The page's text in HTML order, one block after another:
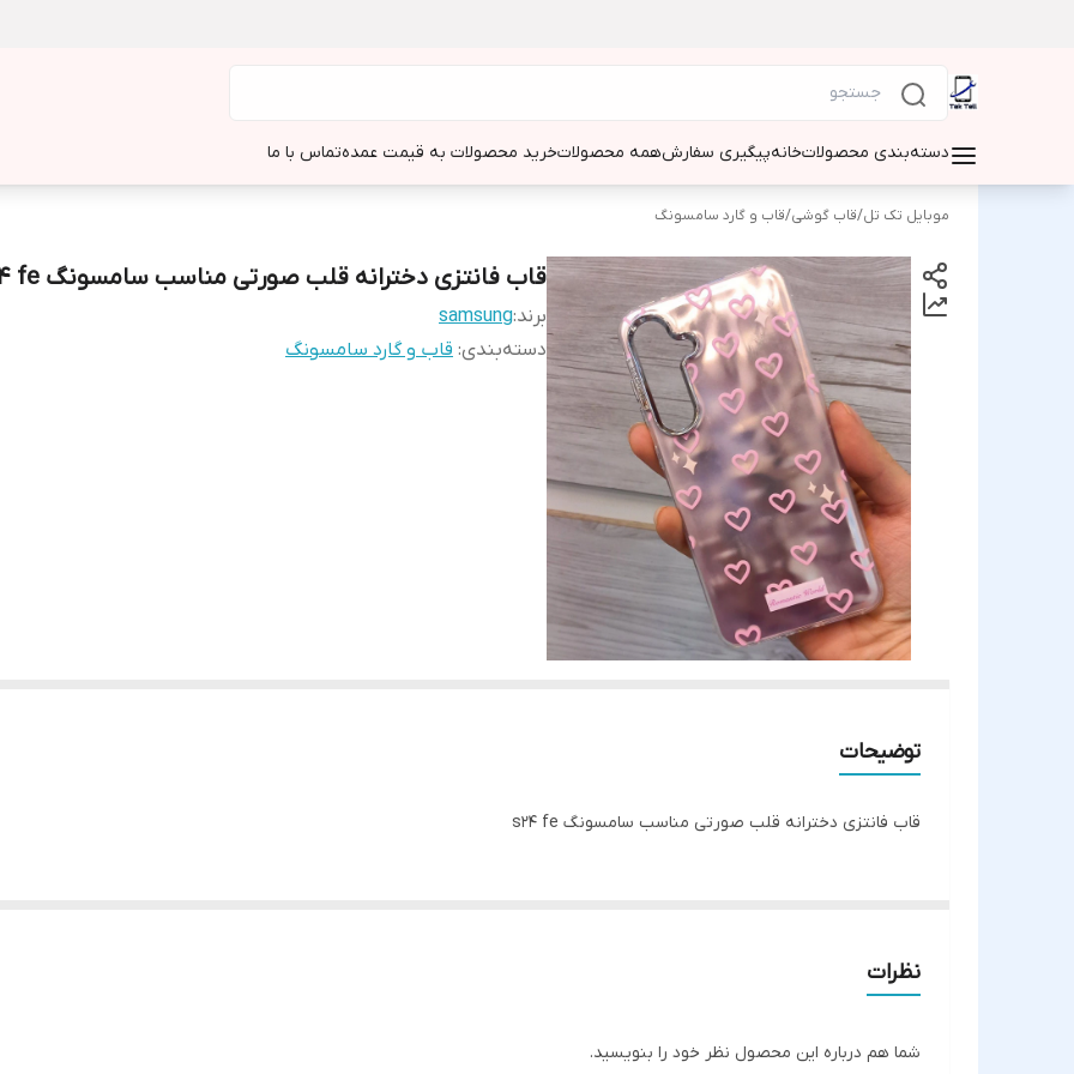
دسته‌بندی محصولاتخانهپیگیری سفارشهمه محصولاتخرید محصولات به قیمت عمدهتماس با ما
موبایل تک تل/قاب گوشی/قاب و گارد سامسونگ
قاب فانتزی دخترانه قلب صورتی مناسب سامسونگ s24 fe
برند:samsung
دسته‌بندی: قاب و گارد سامسونگ
توضیحات
قاب فانتزی دخترانه قلب صورتی مناسب سامسونگ s24 fe
نظرات
شما هم درباره این محصول نظر خود را بنویسید.